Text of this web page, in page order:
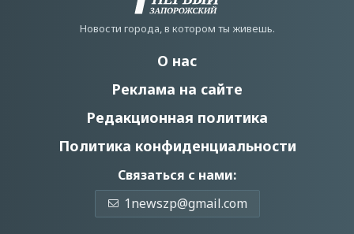
Новости города, в котором ты живешь.
О нас
Реклама на сайте
Редакционная политика
Политика конфиденциальности
Связаться с нами:
1newszp@gmail.com